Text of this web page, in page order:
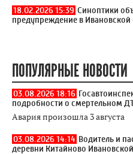
18.02.2026 15:39 Синоптики
предупреждение в Ивановской
ПОПУЛЯРНЫЕ НОВОСТИ
03.08.2026 18:16
подробности о смертельном
Авария произошла 3 августа
03.08.2026 14:14 Водитель и
деревни Китайново